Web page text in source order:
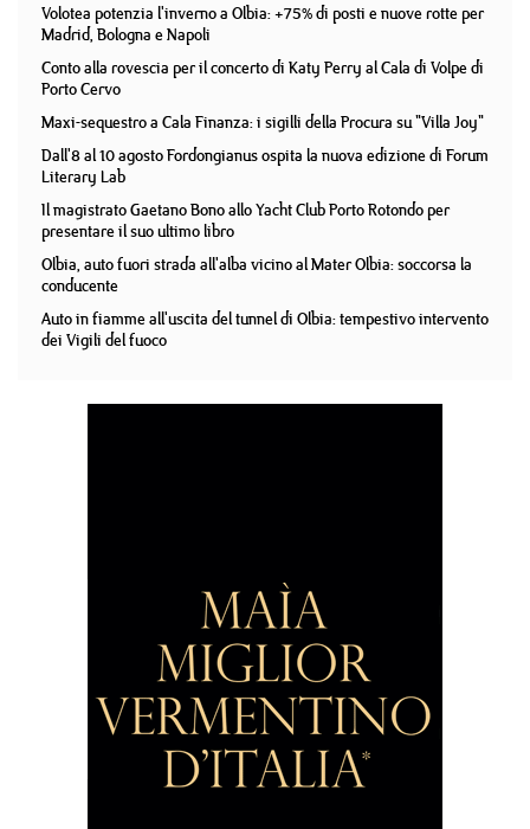
Volotea potenzia l'inverno a Olbia: +75% di posti e nuove rotte per
Madrid, Bologna e Napoli
Conto alla rovescia per il concerto di Katy Perry al Cala di Volpe di
Porto Cervo
Maxi-sequestro a Cala Finanza: i sigilli della Procura su "Villa Joy"
Dall'8 al 10 agosto Fordongianus ospita la nuova edizione di Forum
Literary Lab
Il magistrato Gaetano Bono allo Yacht Club Porto Rotondo per
presentare il suo ultimo libro
Olbia, auto fuori strada all'alba vicino al Mater Olbia: soccorsa la
conducente
Auto in fiamme all'uscita del tunnel di Olbia: tempestivo intervento
dei Vigili del fuoco